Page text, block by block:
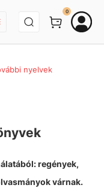
BEJELENTKEZÉS
0
nyelvek
regények,
várnak.